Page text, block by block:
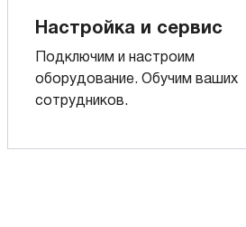
Настройка и сервис
Подключим и настроим
оборудование. Обучим ваших
сотрудников.